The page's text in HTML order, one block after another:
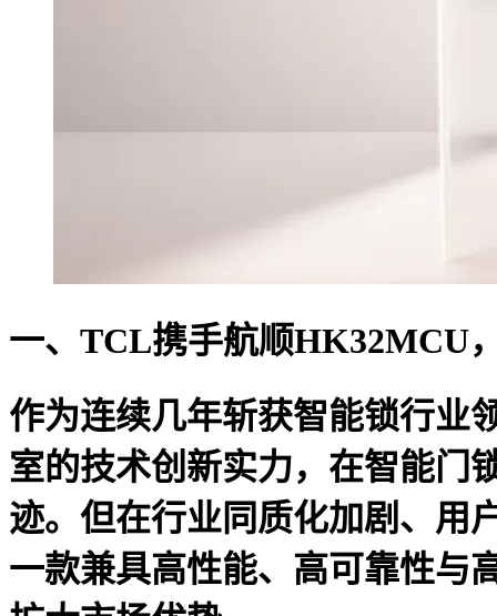
一、 TCL携手航顺HK32MCU
作为连续几年斩获智能锁行业
室的技术创新实力，在智能门
迹。但在行业同质化加剧、用
一款兼具高性能、高可靠性与